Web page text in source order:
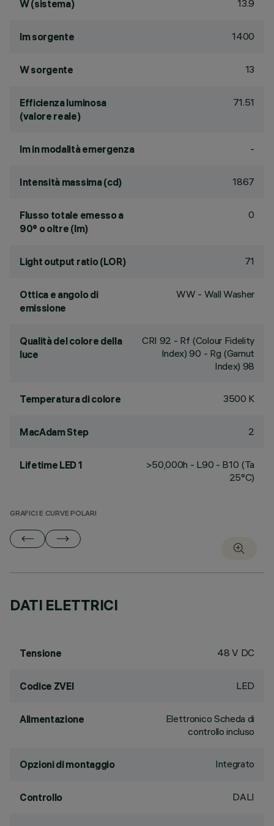
W (sistema) 13.9
lm sorgente 1400
W sorgente 13
Efficienza luminosa
(valore reale)
71.51
lm in modalità emergenza -
Intensità massima (cd) 1867
Flusso totale emesso a
90° o oltre (lm)
0
Light output ratio (LOR) 71
Ottica e angolo di
emissione
WW - Wall Washer
Qualità del colore della
luce
CRI 92 - Rf (Colour Fidelity
Index) 90 - Rg (Gamut
Index) 98
Temperatura di colore 3500 K
MacAdam Step 2
Lifetime LED 1
>50,000h - L90 - B10 (Ta
25°C)
GRAFICI E CURVE POLARI
DATI ELETTRICI
Tensione 48 V DC
Codice ZVEI LED
Alimentazione
Elettronico Scheda di
controllo incluso
Opzioni di montaggio Integrato
Controllo DALI